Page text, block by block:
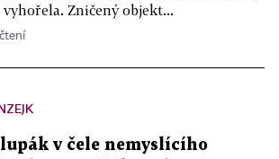
Zničený objekt...
v čele nemyslícího